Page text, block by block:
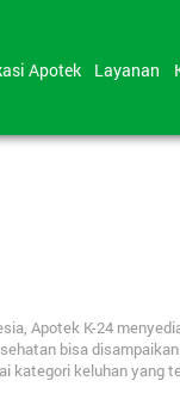
Apotek Layanan
Apotek K-24
bisa
kategori keluhan